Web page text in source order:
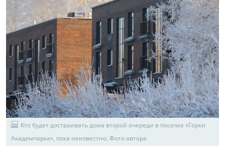
Кто будет достраивать дома второй очереди в поселке «Горки
Академпарка», пока неизвестно. Фото автора